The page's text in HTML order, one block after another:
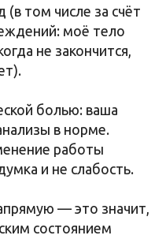
(в том числе за счёт
моё тело
не закончится,
болью: ваша
в норме.
работы
и не слабость.
— это значит,
состоянием